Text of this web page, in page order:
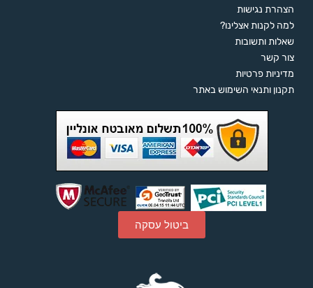
הצהרת נגישות
למה לקנות אצלינו?
שאלות ותשובות
צור קשר
מדיניות פרטיות
תקנון ותנאי השימוש באתר
ביטול עסקה